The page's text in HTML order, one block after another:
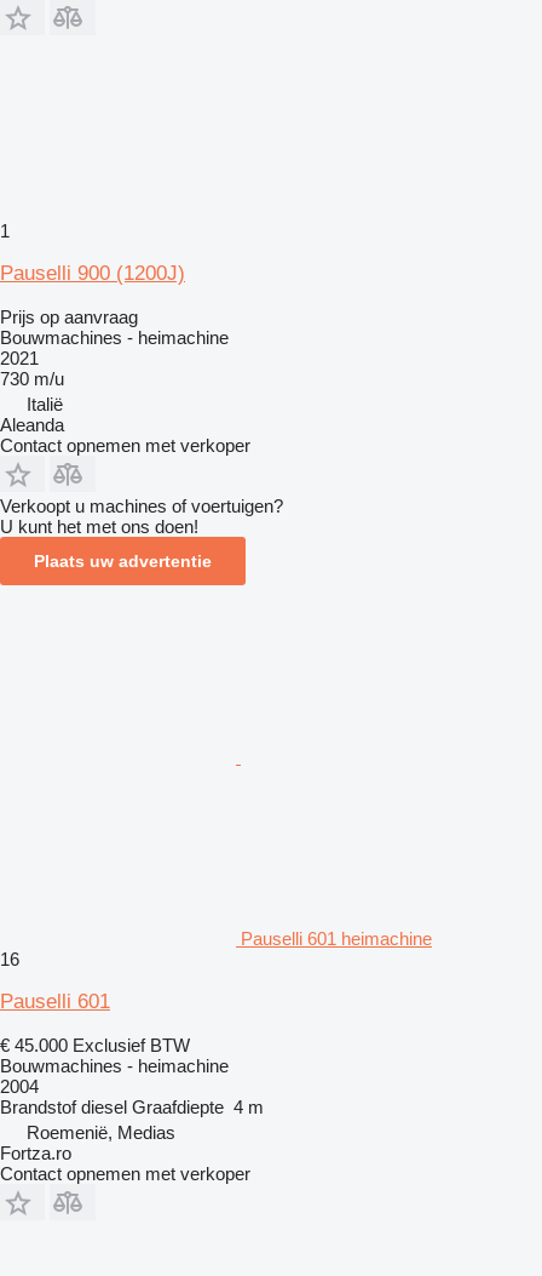
1
Pauselli 900 (1200J)
Prijs op aanvraag
Bouwmachines - heimachine
2021
730 m/u
Italië
Aleanda
Contact opnemen met verkoper
Verkoopt u machines of voertuigen?
U kunt het met ons doen!
Plaats uw advertentie
Pauselli 601 heimachine
16
Pauselli 601
€ 45.000 Exclusief BTW
Bouwmachines - heimachine
2004
Brandstof diesel Graafdiepte 4 m
Roemenië, Medias
Fortza.ro
Contact opnemen met verkoper